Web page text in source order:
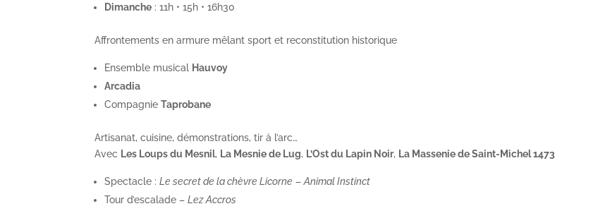
Dimanche : 11h • 15h • 16h30
Affrontements en armure mêlant sport et reconstitution historique
Ensemble musical Hauvoy
Arcadia
CompagnieTaprobane
Artisanat, cuisine, démonstrations, tir à l’arc…
Avec Les Loups du Mesnil, La Mesnie de Lug, L’Ost du Lapin Noir, La Massenie de Saint-Michel 1473
Spectacle :Le secret de la chèvre Licorne –Animal Instinct
Tour d’escalade –Lez Accros